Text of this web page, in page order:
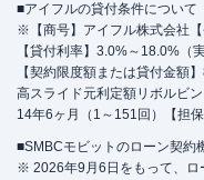
■アイフルの貸付条件について
※【商号】アイフル株式会社
【貸付利率】3.0%～18.0%（
【契約限度額または貸付金額
高スライド元利定額リボルビ
14年6ヶ月（1～151回）【担
■SMBCモビットのローン契約
※ 2026年9月6日をもって、ロ